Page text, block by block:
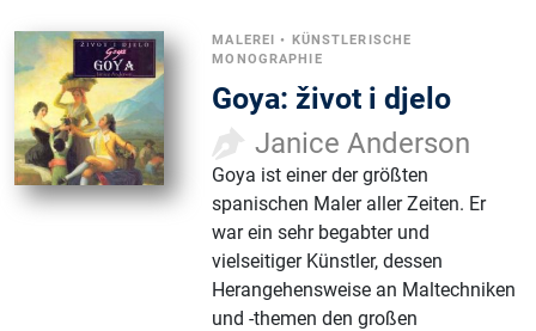
MALEREI • KÜNSTLERISCHE
MONOGRAPHIE
Goya: život i djelo
Janice Anderson
Goya ist einer der größten
spanischen Maler aller Zeiten. Er
war ein sehr begabter und
vielseitiger Künstler, dessen
Herangehensweise an Maltechniken
und -themen den großen